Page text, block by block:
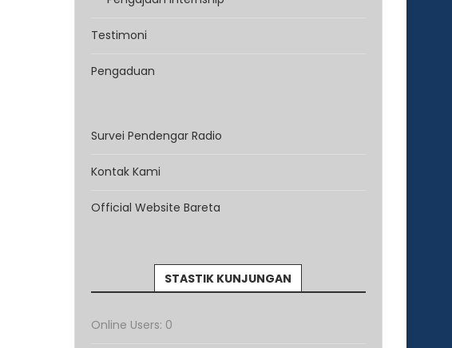
Testimoni
Pengaduan
Survei Pendengar Radio
Kontak Kami
Official Website Bareta
STASTIK KUNJUNGAN
Online Users: 0